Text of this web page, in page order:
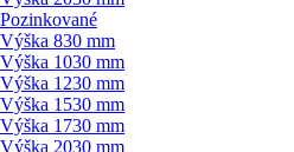
Pozinkované
Výška 830 mm
Výška 1030 mm
Výška 1230 mm
Výška 1530 mm
Výška 1730 mm
Výška 2030 mm